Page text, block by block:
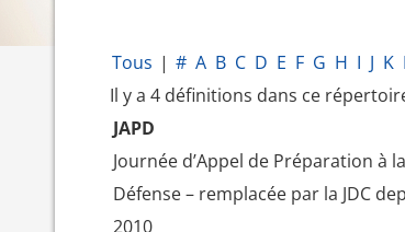
Tous | # A B C D E F G H I J K
Il y a 4 définitions dans ce
JAPD
Journée d’Appel de Préparation à la
Défense – remplacée par la JDC
2010